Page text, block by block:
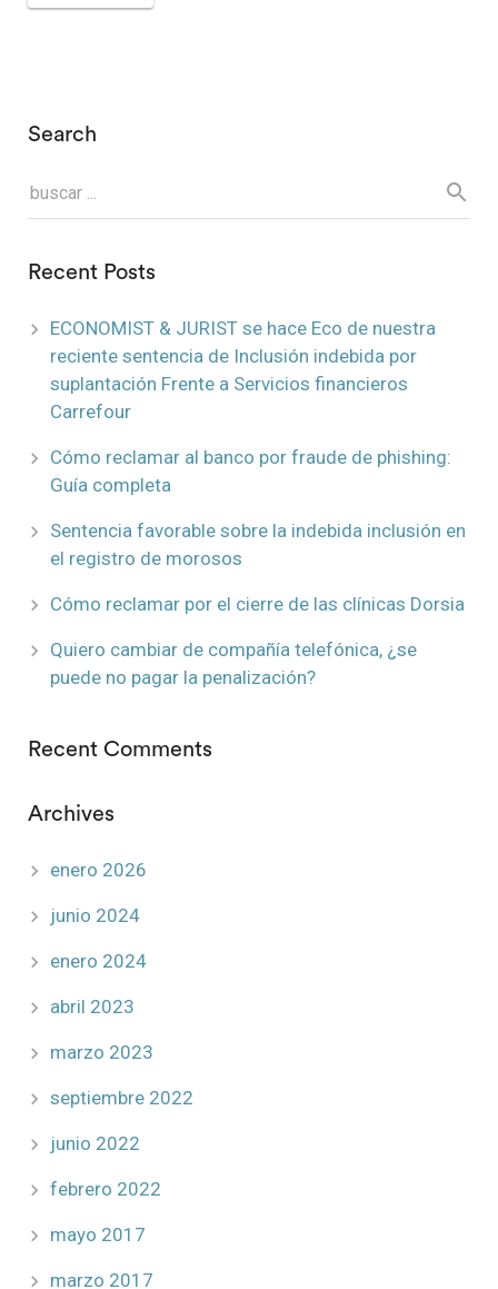
Search
Recent Posts
ECONOMIST & JURIST se hace Eco de nuestra
reciente sentencia de Inclusión indebida por
suplantación Frente a Servicios financieros
Carrefour
Cómo reclamar al banco por fraude de phishing:
Guía completa
Sentencia favorable sobre la indebida inclusión en
el registro de morosos
Cómo reclamar por el cierre de las clínicas Dorsia
Quiero cambiar de compañía telefónica, ¿se
puede no pagar la penalización?
Recent Comments
Archives
enero 2026
junio 2024
enero 2024
abril 2023
marzo 2023
septiembre 2022
junio 2022
febrero 2022
mayo 2017
marzo 2017